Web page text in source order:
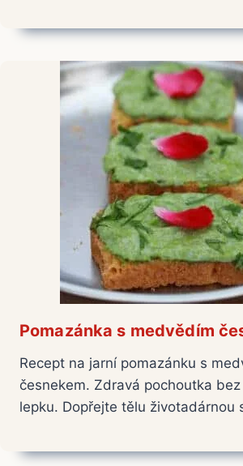
Pomazánka s medvědím
Recept na jarní pomazánku s
česnekem. Zdravá pochoutka
lepku. Dopřejte tělu životadárnou